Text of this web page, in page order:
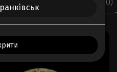
ВІДГУКИ (0)